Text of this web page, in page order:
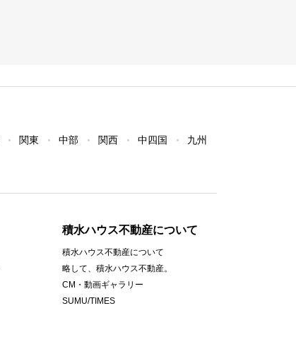
関東 中部 関西 中四国 九州
積水ハウス不動産について
積水ハウス不動産について
略して、積水ハウス不動産。
CM・動画ギャラリー
SUMU/TIMES